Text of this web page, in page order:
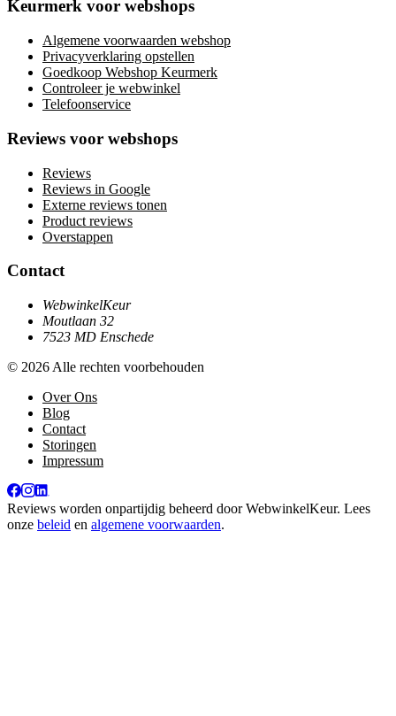
Keurmerk voor webshops
Algemene voorwaarden webshop
Privacyverklaring opstellen
Goedkoop Webshop Keurmerk
Controleer je webwinkel
Telefoonservice
Reviews voor webshops
Reviews
Reviews in Google
Externe reviews tonen
Product reviews
Overstappen
Contact
WebwinkelKeur
Moutlaan 32
7523 MD Enschede
© 2026 Alle rechten voorbehouden
Over Ons
Blog
Contact
Storingen
Impressum
Reviews worden onpartijdig beheerd doorWebwinkelKeur. Lees
onze beleid en algemene voorwaarden.